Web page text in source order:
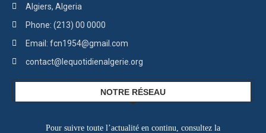
Algiers, Algeria
Phone: (213) 00 0000
Email: fcn1954@gmail.com
contact@lequotidienalgerie.org
NOTRE RÉSEAU
Pour suivre toute l’actualité en continu, consultez la